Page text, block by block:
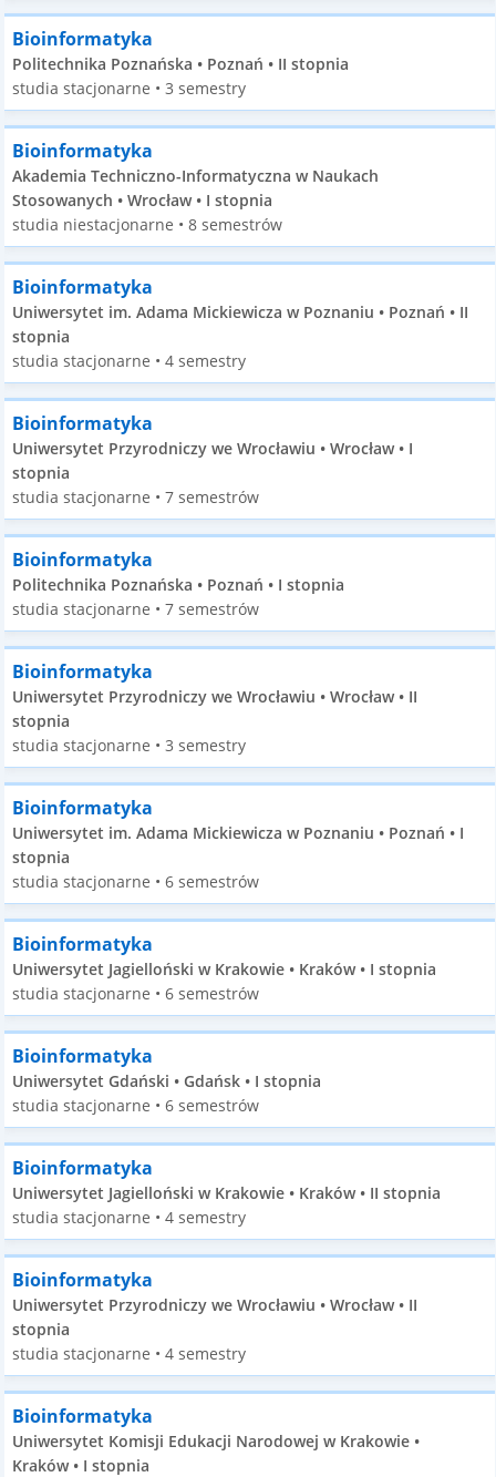
Bioinformatyka
Politechnika Poznańska • Poznań • II stopnia
studia stacjonarne • 3 semestry
Bioinformatyka
Akademia Techniczno-Informatyczna w Naukach
Stosowanych • Wrocław • I stopnia
studia niestacjonarne • 8 semestrów
Bioinformatyka
Uniwersytet im. Adama Mickiewicza w Poznaniu • Poznań • II
stopnia
studia stacjonarne • 4 semestry
Bioinformatyka
Uniwersytet Przyrodniczy we Wrocławiu • Wrocław • I
stopnia
studia stacjonarne • 7 semestrów
Bioinformatyka
Politechnika Poznańska • Poznań • I stopnia
studia stacjonarne • 7 semestrów
Bioinformatyka
Uniwersytet Przyrodniczy we Wrocławiu • Wrocław • II
stopnia
studia stacjonarne • 3 semestry
Bioinformatyka
Uniwersytet im. Adama Mickiewicza w Poznaniu • Poznań • I
stopnia
studia stacjonarne • 6 semestrów
Bioinformatyka
Uniwersytet Jagielloński w Krakowie • Kraków • I stopnia
studia stacjonarne • 6 semestrów
Bioinformatyka
Uniwersytet Gdański • Gdańsk • I stopnia
studia stacjonarne • 6 semestrów
Bioinformatyka
Uniwersytet Jagielloński w Krakowie • Kraków • II stopnia
studia stacjonarne • 4 semestry
Bioinformatyka
Uniwersytet Przyrodniczy we Wrocławiu • Wrocław • II
stopnia
studia stacjonarne • 4 semestry
Bioinformatyka
Uniwersytet Komisji Edukacji Narodowej w Krakowie •
Kraków • I stopnia